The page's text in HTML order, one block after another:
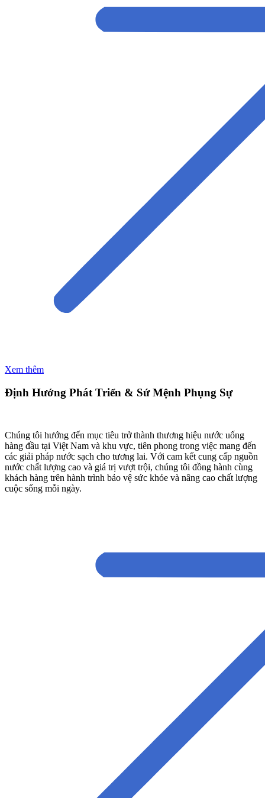
Xem thêm
Định Hướng Phát Triển & Sứ Mệnh Phụng Sự
Chúng tôi hướng đến mục tiêu trở thành thương hiệu nước uống
hàng đầu tại Việt Nam và khu vực, tiên phong trong việc mang đến
các giải pháp nước sạch cho tương lai. Với cam kết cung cấp nguồn
nước chất lượng cao và giá trị vượt trội, chúng tôi đồng hành cùng
khách hàng trên hành trình bảo vệ sức khỏe và nâng cao chất lượng
cuộc sống mỗi ngày.